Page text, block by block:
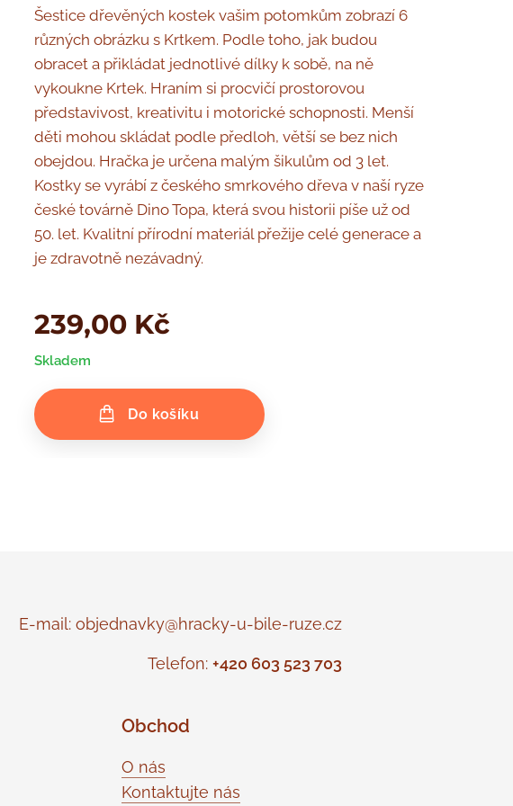
Šestice dřevěných kostek vašim potomkům zobrazí 6
různých obrázku s Krtkem. Podle toho, jak budou
obracet a přikládat jednotlivé dílky k sobě, na ně
vykoukne Krtek. Hraním si procvičí prostorovou
představivost, kreativitu i motorické schopnosti. Menší
děti mohou skládat podle předloh, větší se bez nich
obejdou. Hračka je určena malým šikulům od 3 let.
Kostky se vyrábí z českého smrkového dřeva v naší ryze
české továrně Dino Topa, která svou historii píše už od
50. let. Kvalitní přírodní materiál přežije celé generace a
je zdravotně nezávadný.
239,00 Kč
Skladem
Do košíku
E-mail: objednavky@hracky-u-bile-ruze.cz
Telefon: +420 603 523 703
Obchod
O nás
Kontaktujte nás